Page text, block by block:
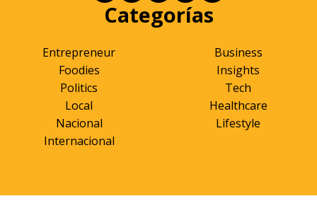
Categorías
Entrepreneur
Foodies
Politics
Local
Nacional
Internacional
Business
Insights
Tech
Healthcare
Lifestyle